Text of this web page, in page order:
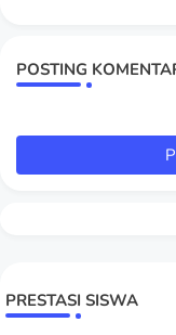
POSTING
PRESTASI SISWA